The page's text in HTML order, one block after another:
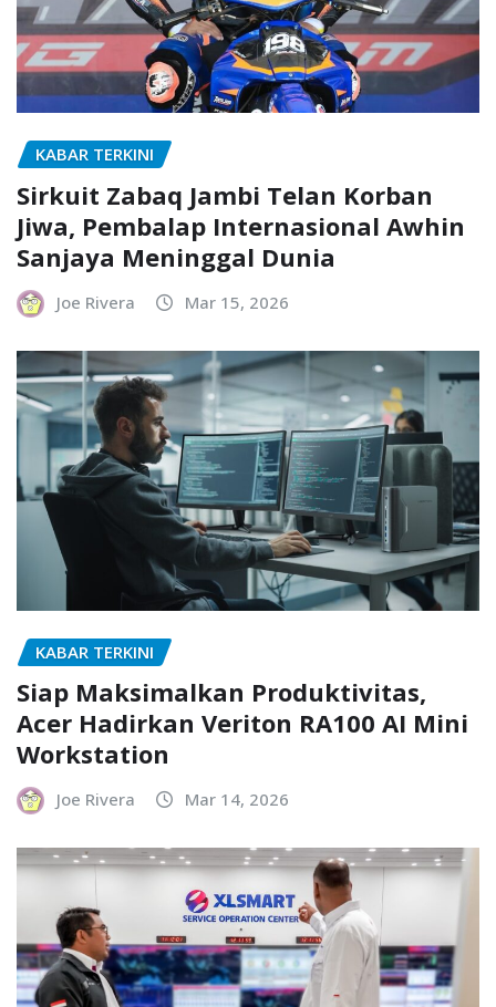
KABAR TERKINI
Sirkuit Zabaq Jambi Telan Korban
Jiwa, Pembalap Internasional Awhin
Sanjaya Meninggal Dunia
Joe Rivera Mar 15, 2026
KABAR TERKINI
Siap Maksimalkan Produktivitas,
Acer Hadirkan Veriton RA100 AI Mini
Workstation
Joe Rivera Mar 14, 2026